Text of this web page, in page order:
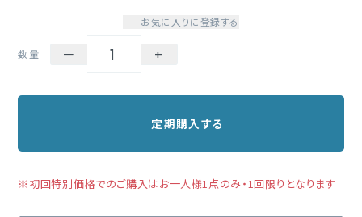
数量 － +
お気に入りに登録する
定期購入する
※初回特別価格でのご購入はお一人様1点のみ・1回限りとなります